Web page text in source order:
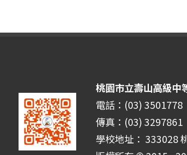
桃園市立壽山高級中
電話：(03) 3501778
傳真：(03) 3297861
學校地址： 333028